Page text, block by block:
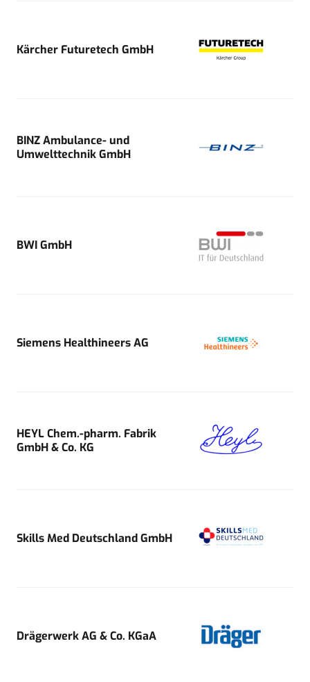
Kärcher Futuretech GmbH
BINZ Ambulance- und
Umwelttechnik GmbH
BWI GmbH
Siemens Healthineers AG
HEYL Chem.-pharm. Fabrik
GmbH & Co. KG
Skills Med Deutschland GmbH
Drägerwerk AG & Co. KGaA